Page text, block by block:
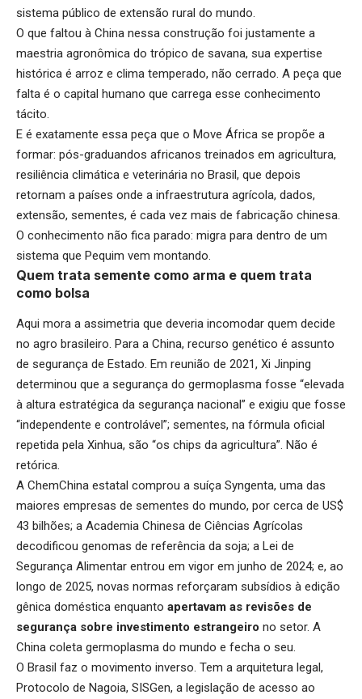
sistema público de extensão rural do mundo.
O que faltou à China nessa construção foi justamente a
maestria agronômica do trópico de savana, sua expertise
histórica é arroz e clima temperado, não cerrado. A peça que
falta é o capital humano que carrega esse conhecimento
tácito.
E é exatamente essa peça que o Move África se propõe a
formar: pós-graduandos africanos treinados em agricultura,
resiliência climática e veterinária no Brasil, que depois
retornam a países onde a infraestrutura agrícola, dados,
extensão, sementes, é cada vez mais de fabricação chinesa.
O conhecimento não fica parado: migra para dentro de um
sistema que Pequim vem montando.
Quem trata semente como arma e quem trata
como bolsa
Aqui mora a assimetria que deveria incomodar quem decide
no agro brasileiro. Para a China, recurso genético é assunto
de segurança de Estado. Em reunião de 2021, Xi Jinping
determinou que a segurança do germoplasma fosse “elevada
à altura estratégica da segurança nacional” e exigiu que fosse
“independente e controlável”; sementes, na fórmula oficial
repetida pela Xinhua, são “os chips da agricultura”. Não é
retórica.
A ChemChina estatal comprou a suíça Syngenta, uma das
maiores empresas de sementes do mundo, por cerca de US$
43 bilhões; a Academia Chinesa de Ciências Agrícolas
decodificou genomas de referência da soja; a Lei de
Segurança Alimentar entrou em vigor em junho de 2024; e, ao
longo de 2025, novas normas reforçaram subsídios à edição
gênica doméstica enquanto apertavam as revisões de
segurança sobre investimento estrangeiro no setor. A
China coleta germoplasma do mundo e fecha o seu.
O Brasil faz o movimento inverso. Tem a arquitetura legal,
Protocolo de Nagoia, SISGen, a legislação de acesso ao